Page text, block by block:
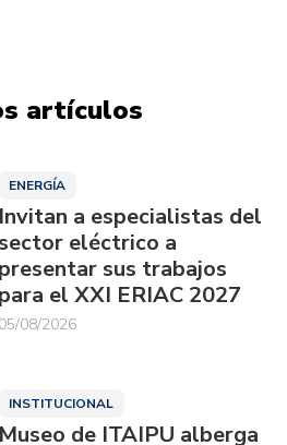
artículos
ENERGÍA
Invitan a especialistas del
sector eléctrico a
presentar sus trabajos
para el XXI ERIAC 2027
05/08/2026
INSTITUCIONAL
Museo de ITAIPU alberga